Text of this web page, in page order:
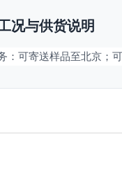
况与供货说明
：可寄送样品至北京；